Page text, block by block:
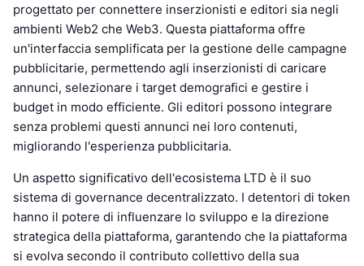
progettato per connettere inserzionisti e editori sia negli
ambienti Web2 che Web3. Questa piattaforma offre
un'interfaccia semplificata per la gestione delle campagne
pubblicitarie, permettendo agli inserzionisti di caricare
annunci, selezionare i target demografici e gestire i
budget in modo efficiente. Gli editori possono integrare
senza problemi questi annunci nei loro contenuti,
migliorando l'esperienza pubblicitaria.
Un aspetto significativo dell'ecosistema LTD è il suo
sistema di governance decentralizzato. I detentori di token
hanno il potere di influenzare lo sviluppo e la direzione
strategica della piattaforma, garantendo che la piattaforma
si evolva secondo il contributo collettivo della sua